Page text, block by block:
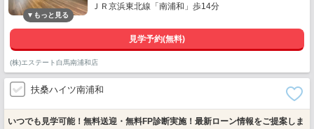
ＪＲ京浜東北線「南浦和」歩14分
見学予約(無料)
(株)エステート白馬南浦和店
扶桑ハイツ南浦和
いつでも見学可能！無料送迎・無料FP診断実施！最新ローン情報をご提案しま